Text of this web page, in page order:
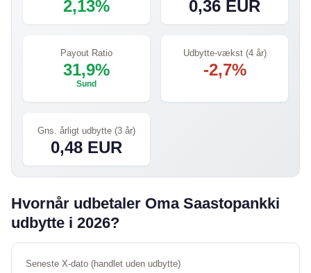
2,13% 0,36 EUR
Payout Ratio
31,9%
Sund
Udbytte-vækst (4 år)
-2,7%
Gns. årligt udbytte (3 år)
0,48 EUR
Hvornår udbetaler Oma Saastopankki
udbytte i 2026?
Seneste X-dato (handlet uden udbytte)